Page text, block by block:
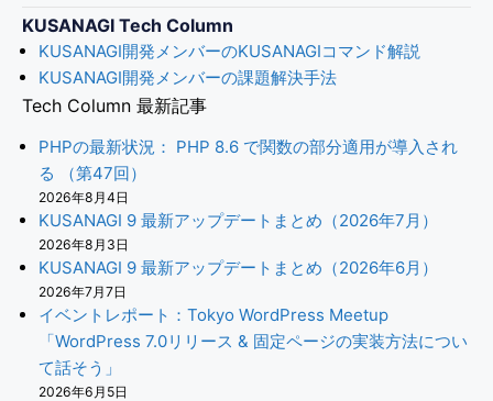
KUSANAGI Tech Column
KUSANAGI開発メンバーのKUSANAGIコマンド解説
KUSANAGI開発メンバーの課題解決手法
Tech Column 最新記事
PHPの最新状況： PHP 8.6 で関数の部分適用が導入され
る （第47回）
2026年8月4日
KUSANAGI 9 最新アップデートまとめ（2026年7月）
2026年8月3日
KUSANAGI 9 最新アップデートまとめ（2026年6月）
2026年7月7日
イベントレポート：Tokyo WordPress Meetup
「WordPress 7.0リリース & 固定ページの実装方法につい
て話そう」
2026年6月5日